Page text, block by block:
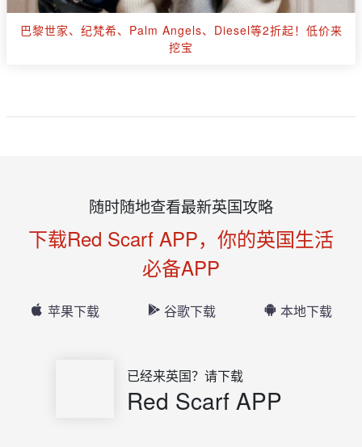
巴黎世家、纪梵希、Palm Angels、Diesel等2折起！低价来
挖宝
随时随地查看最新英国攻略
下载Red Scarf APP，你的英国生活
必备APP
苹果下载 谷歌下载 本地下载
已经来英国？请下载
Red Scarf APP